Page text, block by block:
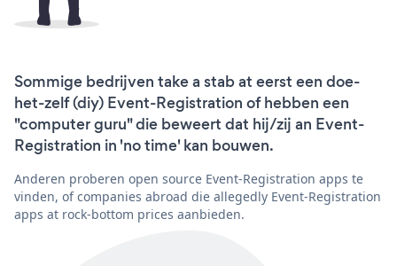
Sommige bedrijven take a stab at eerst een doe-
het-zelf (diy) Event-Registration of hebben een
"computer guru" die beweert dat hij/zij an Event-
Registration in 'no time' kan bouwen.
Anderen proberen open source Event-Registration apps te
vinden, of companies abroad die allegedly Event-Registration
apps at rock-bottom prices aanbieden.